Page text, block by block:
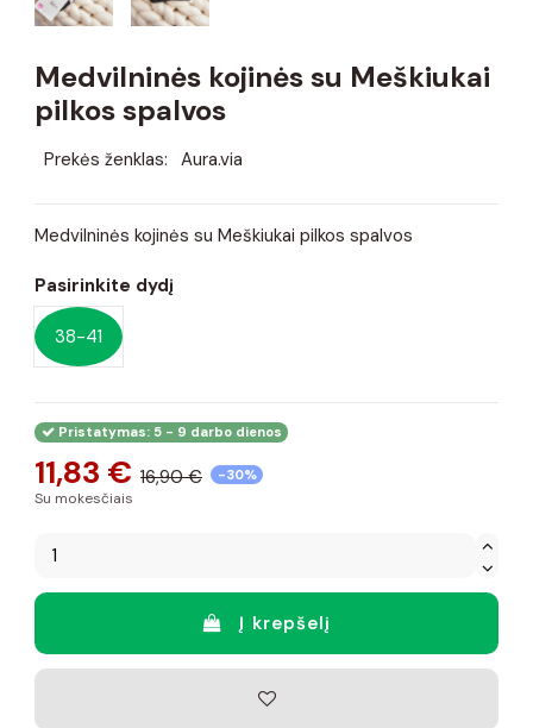
Medvilninės kojinės su Meškiukai
pilkos spalvos
Prekės ženklas: Aura.via
Medvilninės kojinės su Meškiukai pilkos spalvos
Pasirinkite dydį
38-41
Pristatymas: 5 - 9 darbo dienos
11,83 € 16,90 € -30%
Su mokesčiais
Į krepšelį